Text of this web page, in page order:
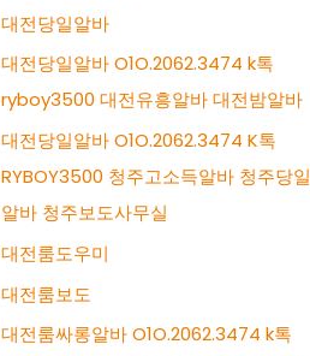
대전당일알바
대전당일알바 O1O.2062.3474 k톡
ryboy3500 대전유흥알바 대전밤알바
대전당일알바 O1O.2062.3474 K톡
RYBOY3500 청주고소득알바 청주당일
알바 청주보도사무실
대전룸도우미
대전룸보도
대전룸싸롱알바 O1O.2062.3474 k톡